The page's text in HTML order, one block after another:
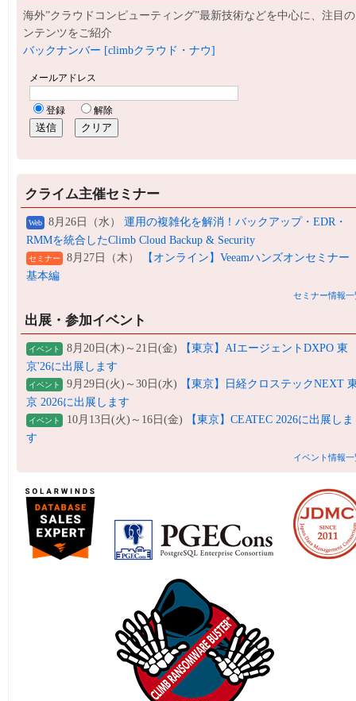
海外”クラウドコンピューティング”最新技術などを中心に、注目
ンテンツをご紹介
バックナンバー [climbクラウド・ナウ]
クライム主催セミナー
Web 8月26日（水） 運用の複雑化を解消！バックアップ・EDR・
RMMを統合したClimb Cloud Backup & Security
セミナー 8月27日（木）
【オンライン】Veeamハンズオンセミナー
基本編
セミナー情報一
出展・参加イベント
イベント 8月20日(木)～21日(金)
【東京】AIエージェントDXPO 東
京'26に出展します
イベント 9月29日(火)～30日(水)
【東京】日経クロステックNEXT
京 2026に出展します
イベント 10月13日(火)～16日(金)
【東京】CEATEC 2026に出展しま
す
イベント情報一